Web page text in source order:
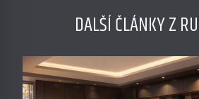
DALŠÍ ČLÁNKY Z